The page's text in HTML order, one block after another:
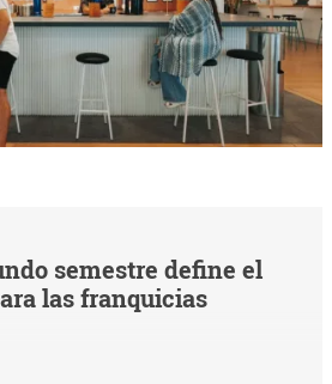
semestre define el
las franquicias